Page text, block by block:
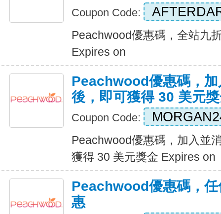
Coupon Code:
Peachwood優惠碼，全站九
Expires on
Peachwood優惠碼，
後，即可獲得 30 美元
Coupon Code:
Peachwood優惠碼，加入並
獲得 30 美元獎金 Expires on
Peachwood優惠碼，
惠